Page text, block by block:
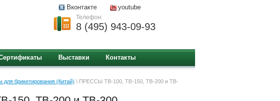
Вконтакте youtube
Телефон:
8 (495) 943-09-93
Выставки Контакты
для брикетирования (Китай) \ ПРЕССЫ ТB-100, ТB-150, ТB-200 и TB-